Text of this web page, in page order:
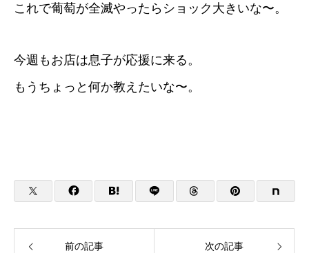
これで葡萄が全滅やったらショック大きいな〜。
今週もお店は息子が応援に来る。
もうちょっと何か教えたいな〜。
前の記事 次の記事